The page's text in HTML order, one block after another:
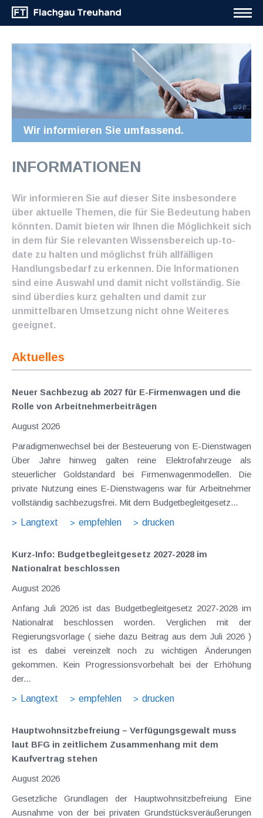
Wir informieren Sie umfassend.
INFORMATIONEN
Wir informieren Sie auf dieser Site insbesondere
über aktuelle Themen, die für Sie Bedeutung haben
könnten. Damit bieten wir Ihnen die Möglichkeit sich
in dem für Sie relevanten Wissensbereich up-to-
date zu halten und möglichst früh allfälligen
Handlungsbedarf zu erkennen. Die Informationen
sind eine Auswahl und damit nicht vollständig. Sie
sind überdies kurz gehalten und damit zur
unmittelbaren Umsetzung nicht ohne Weiteres
geeignet.
Aktuelles
Neuer Sachbezug ab 2027 für E-Firmenwagen und die
Rolle von Arbeitnehmer​­beiträgen
August 2026
Paradigmenwechsel bei der Besteuerung von E-Dienstwagen
Über Jahre hinweg galten reine Elektrofahrzeuge als
steuerlicher Goldstandard bei Firmenwagenmodellen. Die
private Nutzung eines E-Dienstwagens war für Arbeitnehmer
vollständig sachbezugsfrei. Mit dem Budgetbegleitgesetz...
Langtext
empfehlen drucken
Kurz-Info: Budgetbegleitgesetz 2027-2028 im
Nationalrat beschlossen
August 2026
Anfang Juli 2026 ist das Budgetbegleitgesetz 2027-2028 im
Nationalrat beschlossen worden. Verglichen mit der
Regierungsvorlage ( siehe dazu Beitrag aus dem Juli 2026 )
ist es dabei vereinzelt noch zu wichtigen Änderungen
gekommen. Kein Progressionsvorbehalt bei der Erhöhung
der...
Langtext
empfehlen drucken
Hauptwohnsitz​­befreiung – Verfügungsgewalt muss
laut BFG in zeitlichem Zusammenhang mit dem
Kaufvertrag stehen
August 2026
Gesetzliche Grundlagen der Hauptwohnsitzbefreiung Eine
Ausnahme von der bei privaten Grundstücksveräußerungen